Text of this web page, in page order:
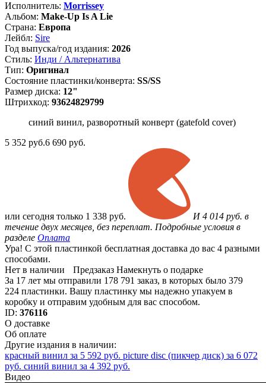
Исполнитель: Morrissey
Альбом: Make-Up Is A Lie
Страна: Европа
Лейбл: Sire
Год выпуска/год издания: 2026
Стиль: Инди / Альтернатива
Тип: Оригинал
Состояние пластинки/конверта: SS/SS
Размер диска: 12"
Штрихкод: 93624829799
синий винил, разворотный конверт (gatefold cover)
5 352 руб.6 690 руб.
или сегодня только 1 338 руб.
И 4 014 руб. в
течение двух месяцев, без переплат. Подробные условия в
разделе Оплата
Ура! С этой пластинкой бесплатная доставка до вас 4 разными
способами.
Нет в наличии
Предзаказ Намекнуть о подарке
За 17 лет мы отправили 178 791 заказ, в которых было 379
224 пластинки. Вашу пластинку мы надежно упакуем в
коробку и отправим удобным для вас способом.
ID: 376116
О доставке
Об оплате
Другие издания в наличии:
красный винил за 5 592 руб. picture disc (пикчер диск) за 6 072
руб. синий винил за 4 392 руб.
Видео